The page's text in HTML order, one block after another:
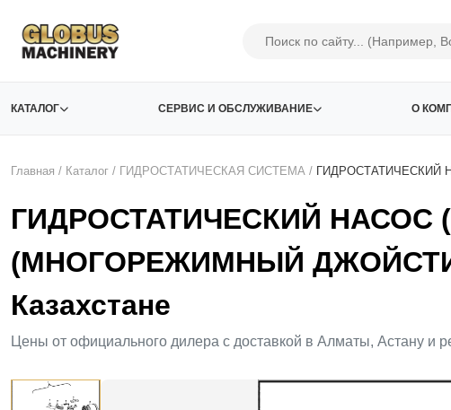
КАТАЛОГ СЕРВИС И ОБСЛУЖИВАНИЕ О
Главная / Каталог / ГИДРОСТАТИЧЕСКАЯ СИСТЕМА / ГИДРОСТАТИЧЕСКИЙ
ГИДРОСТАТИЧЕСКИЙ НАСОС
(МНОГОРЕЖИМНЫЙ
Казахстане
Цены от официального дилера с доставкой в Алматы, Астану и